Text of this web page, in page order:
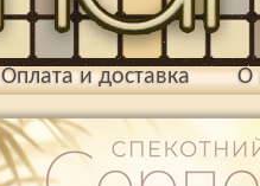
Оплата и доставка О